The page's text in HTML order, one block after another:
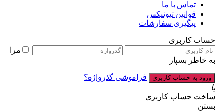
تماس با ما
قوانین تیونیکس
پیگیری سفارشات
حساب کاربری
مرا
به خاطر بسپار
فراموشی گذرواژه؟
یا
ساخت حساب کاربری
بستن